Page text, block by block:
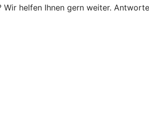
helfen Ihnen gern weiter.